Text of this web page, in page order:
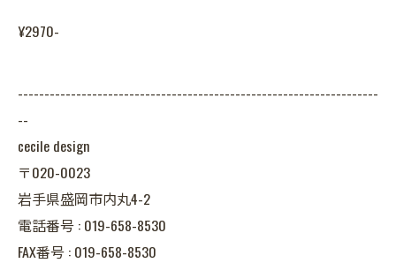
¥2970-
--------------------------------------------------------------------
--
cecile design
〒020-0023
岩手県盛岡市内丸4-2
電話番号 : 019-658-8530
FAX番号 : 019-658-8530